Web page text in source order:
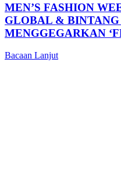
MEN’S FASHION
GLOBAL &
MENGGEGARKAN
Bacaan Lanjut